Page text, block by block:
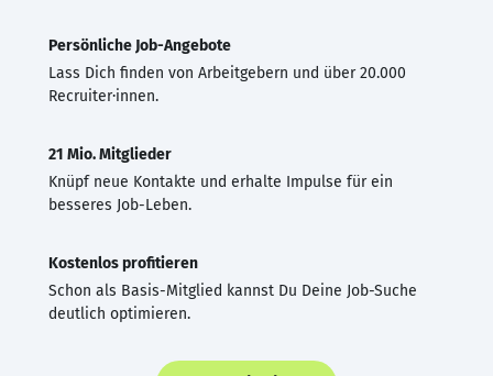
Persönliche Job-Angebote
Lass Dich finden von Arbeitgebern und über 20.000
Recruiter·innen.
21 Mio. Mitglieder
Knüpf neue Kontakte und erhalte Impulse für ein
besseres Job-Leben.
Kostenlos profitieren
Schon als Basis-Mitglied kannst Du Deine Job-Suche
deutlich optimieren.